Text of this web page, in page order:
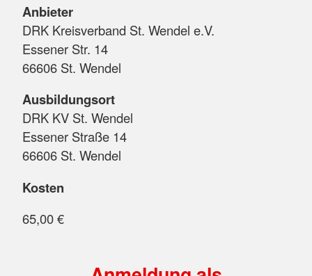
Anbieter
DRK Kreisverband St. Wendel e.V.
Essener Str. 14
66606 St. Wendel
Ausbildungsort
DRK KV St. Wendel
Essener Straße 14
66606 St. Wendel
Kosten
65,00 €